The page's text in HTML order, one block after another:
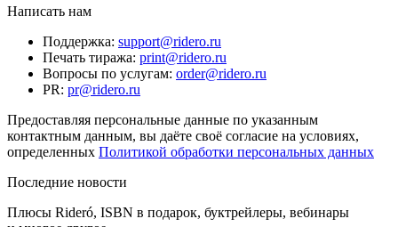
Написать нам
Поддержка: support@ridero.ru
Печать тиража: print@ridero.ru
Вопросы по услугам: order@ridero.ru
PR: pr@ridero.ru
Предоставляя персональные данные по указанным
контактным данным, вы даёте своё согласие на условиях,
определенных Политикой обработки персональных данных
Последние новости
Плюсы Rideró, ISBN в подарок, буктрейлеры, вебинары